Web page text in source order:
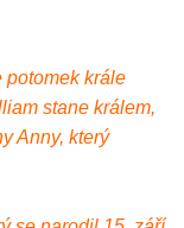
potomek krále
stane králem,
Anny, který